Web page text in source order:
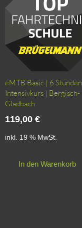
eMTB Basic | 6 Stunden
Intensivkurs | Bergisch-
Gladbach
119,00€
inkl. 19 % MwSt.
In den Warenkorb